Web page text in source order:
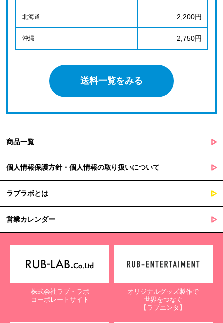
北海道 2,200円
沖縄 2,750円
送料一覧をみる
商品一覧
個人情報保護方針・個人情報の取り扱いについて
ラブラボとは
営業カレンダー
株式会社ラブ・ラボ
コーポレートサイト
オリジナルグッズ製作で
世界をつなぐ
【ラブエンタ】